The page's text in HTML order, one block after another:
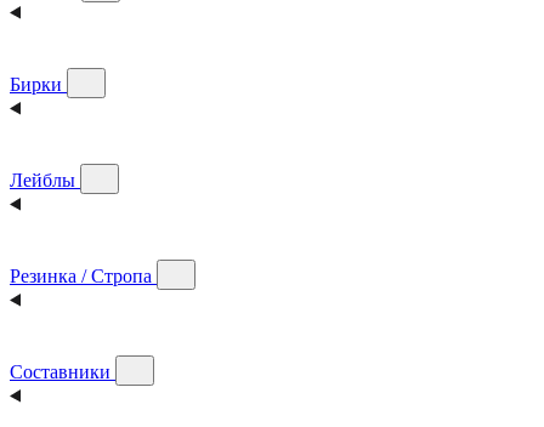
Бирки
Лейблы
Резинка / Стропа
Составники